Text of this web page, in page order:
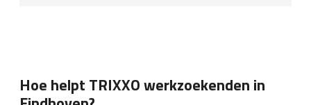
Hoe helpt TRIXXO werkzoekenden in